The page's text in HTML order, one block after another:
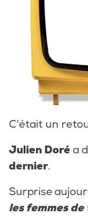
C'était un
Julien Doréa
dernier.
Surprise
les femmes